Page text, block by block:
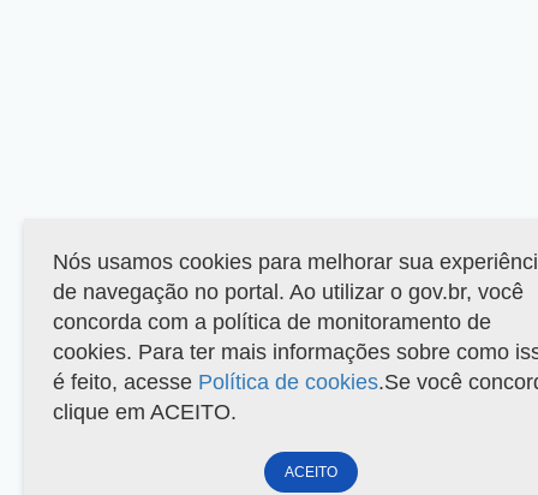
Nós usamos cookies para melhorar sua
de navegação no portal. Ao utilizar o gov.br, você
concorda com a política de monitoramento de
cookies. Para ter mais informações sobre como
é feito, acesse Política de cookies.Se você
clique em ACEITO.
ACEITO